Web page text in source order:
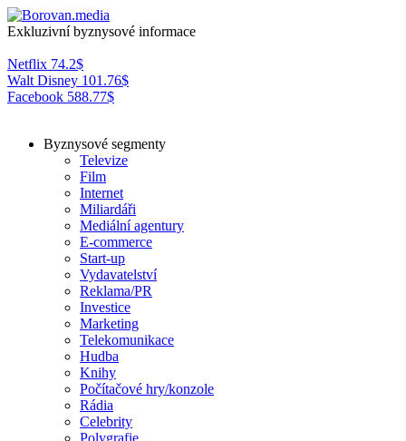
Exkluzivní byznysové informace
Netflix 74.2$
Walt Disney 101.76$
Facebook 588.77$
Byznysové segmenty
Televize
Film
Internet
Miliardáři
Mediální agentury
E-commerce
Start-up
Vydavatelství
Reklama/PR
Investice
Marketing
Telekomunikace
Hudba
Knihy
Počítačové hry/konzole
Rádia
Celebrity
Polygrafie